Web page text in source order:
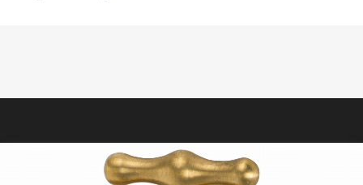
Fußzeilenmenü